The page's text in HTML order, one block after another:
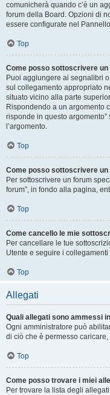
comunicherà quando c’è un
forum della Board. Opzioni di
essere configurate nel
Top
Come posso sottoscrivere
Puoi aggiungere ai segnalibri
sul collegamento appropriato
situato vicino alla parte
Rispondendo a un argomento
risponde in questo
l’argomento.
Top
Come posso sottoscrivere
Per sottoscrivere un forum
forum”, in fondo alla pagina,
Top
Come cancello le mie
Per cancellare le tue
Utente e seguire i
Top
Allegati
Quali allegati sono ammessi
Ogni amministratore può
di ciò che è permesso
Top
Come posso trovare i miei
Per trovare la lista degli